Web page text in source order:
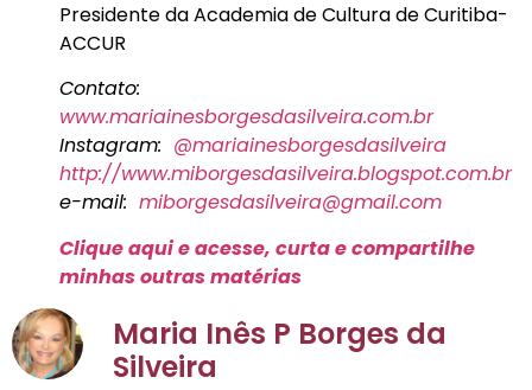
Presidente da Academia de Cultura de Curitiba-
ACCUR
Contato:
www.mariainesborgesdasilveira.com.br
Instagram: @mariainesborgesdasilveira
http://www.miborgesdasilveira.blogspot.com.br
e-mail: miborgesdasilveira@gmail.com
Clique aqui e acesse, curta e compartilhe
minhas outras matérias
Maria Inês P Borges da
Silveira